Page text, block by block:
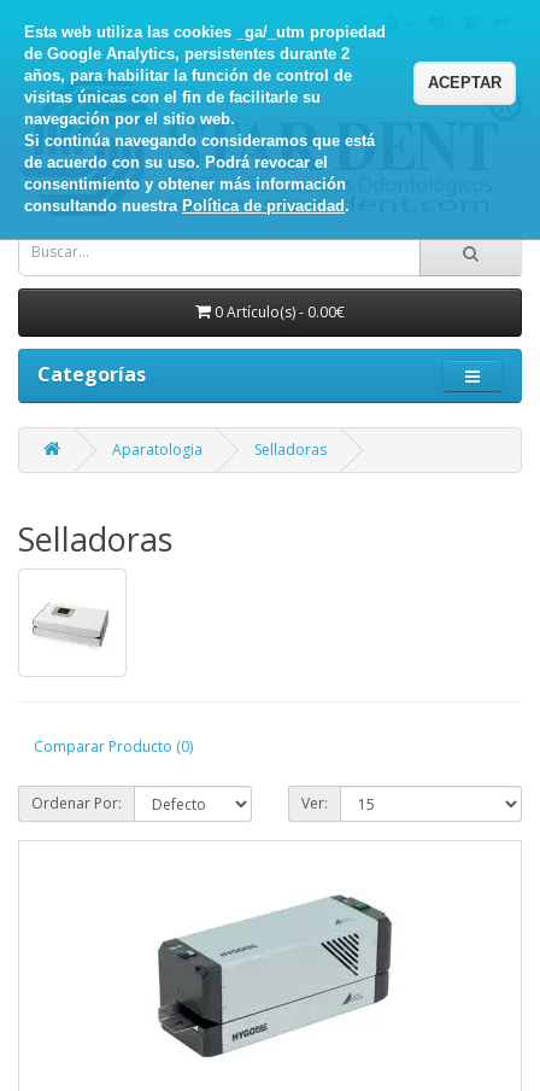
Esta web utiliza las cookies _ga/_utm propiedad
de Google Analytics, persistentes durante 2
años, para habilitar la función de control de
visitas únicas con el fin de facilitarle su
navegación por el sitio web.
Si continúa navegando consideramos que está
de acuerdo con su uso. Podrá revocar el
consentimiento y obtener más información
consultando nuestra Política de privacidad.
ACEPTAR
0 Artículo(s) - 0.00€
Categorías
Aparatologia Selladoras
Selladoras
Comparar Producto (0)
Ordenar Por: Ver: